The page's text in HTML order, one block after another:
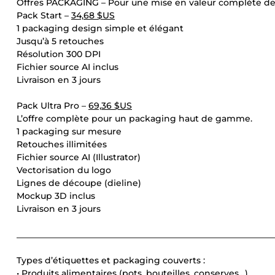
Offres PACKAGING – Pour une mise en valeur complète
Pack Start – 34,68 $US
1 packaging design simple et élégant
Jusqu’à 5 retouches
Résolution 300 DPI
Fichier source AI inclus
Livraison en 3 jours
Pack Ultra Pro – 69,36 $US
L’offre complète pour un packaging haut de gamme.
1 packaging sur mesure
Retouches illimitées
Fichier source AI (Illustrator)
Vectorisation du logo
Lignes de découpe (dieline)
Mockup 3D inclus
Livraison en 3 jours
Types d’étiquettes et packaging couverts :